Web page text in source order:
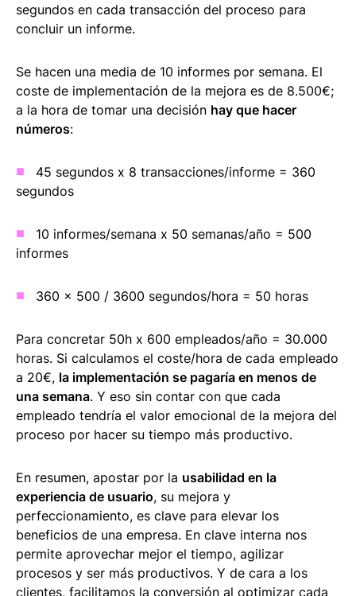
segundos en cada transacción del proceso para
concluir un informe.
Se hacen una media de 10 informes por semana. El
coste de implementación de la mejora es de 8.500€;
a la hora de tomar una decisión hay que hacer
números:
45 segundos x 8 transacciones/informe = 360
segundos
10 informes/semana x 50 semanas/año = 500
informes
360 x 500 / 3600 segundos/hora = 50 horas
Para concretar 50h x 600 empleados/año = 30.000
horas. Si calculamos el coste/hora de cada empleado
a 20€, la implementación se pagaría en menos de
una semana. Y eso sin contar con que cada
empleado tendría el valor emocional de la mejora del
proceso por hacer su tiempo más productivo.
En resumen, apostar por la usabilidad en la
experiencia de usuario, su mejora y
perfeccionamiento, es clave para elevar los
beneficios de una empresa. En clave interna nos
permite aprovechar mejor el tiempo, agilizar
procesos y ser más productivos. Y de cara a los
clientes, facilitamos la conversión al optimizar cada